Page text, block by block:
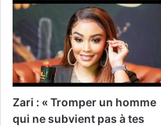
Zari : « Tromper un homme
qui ne subvient pas à tes